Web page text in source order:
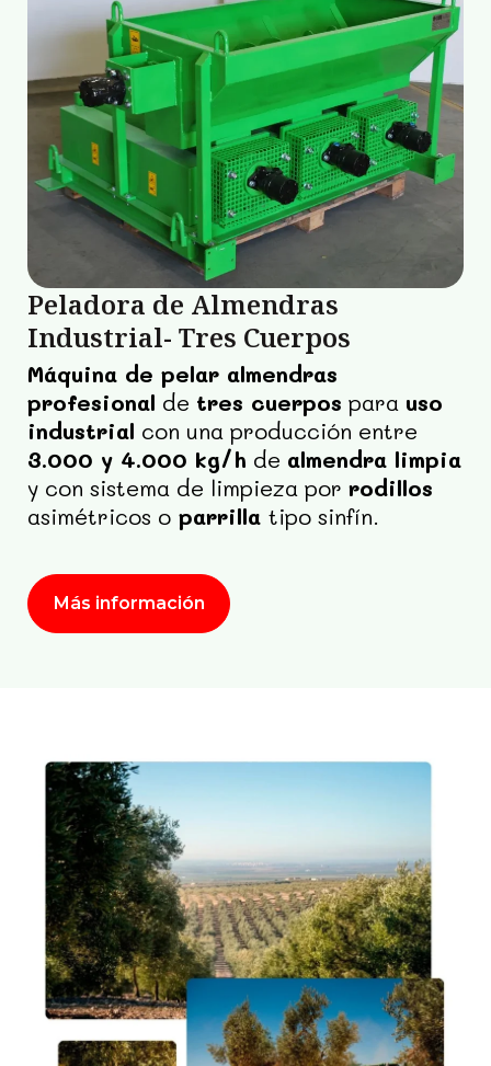
Peladora de Almendras
Industrial- Tres Cuerpos
Máquina de pelar almendras
profesional de tres cuerpos para uso
industrial con una producción entre
3.000 y 4.000 kg/h de almendra limpia
y con sistema de limpieza por rodillos
asimétricos o parrilla tipo sinfín.
Más información